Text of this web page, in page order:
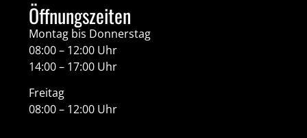
Öffnungszeiten
Montag bis Donnerstag
08:00 – 12:00 Uhr
14:00 – 17:00 Uhr
Freitag
08:00 – 12:00 Uhr